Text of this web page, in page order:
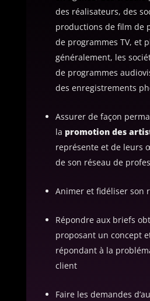
des réalisateurs, des
productions de film de
de programmes TV, et
généralement, les
de programmes
des enregistrements
Assurer de façon
la promotion des
représente et de leurs
de son réseau de
Animer et fidéliser son
Répondre aux briefs
proposant un concept
répondant à la
client
Faire les demandes